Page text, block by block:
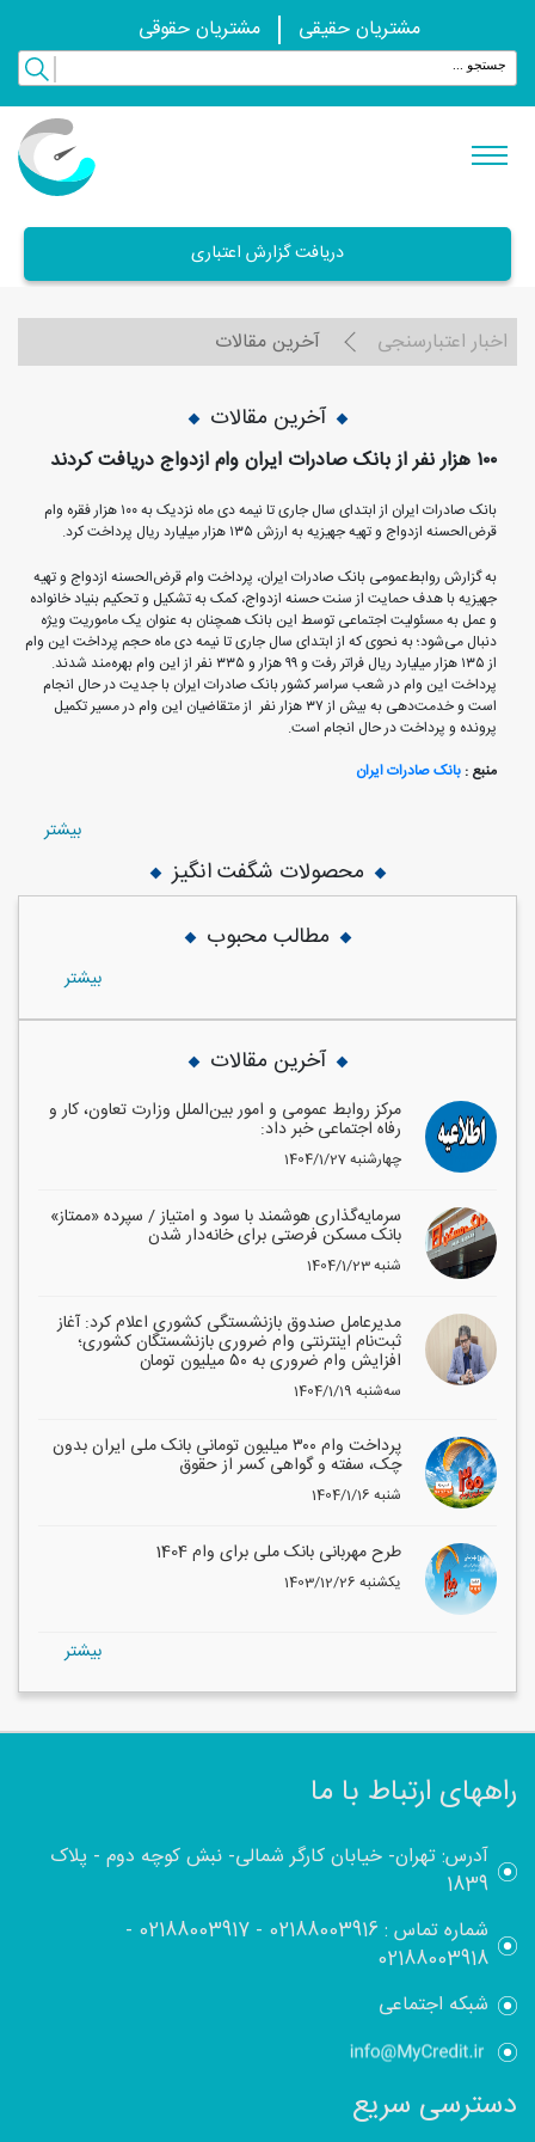
مشتریان حقیقی مشتریان حقوقی
دریافت گزارش اعتباری
اخبار اعتبارسنجی آخرین مقالات
آخرین مقالات
١٠٠ هزار نفر از بانک صادرات ایران وام ازدواج دریافت کردند
بانک صادرات ایران از ابتدای سال جاری تا نیمه دی ماه نزدیک به ١٠٠ هزار فقره وام
قرض‌الحسنه ازدواج و تهیه جهیزیه به ارزش ١٣٥ هزار میلیارد ریال پرداخت کرد.
به گزارش روابط‌عمومی بانک صادرات ایران، پرداخت وام قرض‌الحسنه ازدواج و تهیه
جهیزیه با هدف حمایت از سنت حسنه ازدواج، کمک به تشکیل و تحکیم بنیاد خانواده
و عمل به مسئولیت اجتماعی توسط این بانک همچنان به عنوان یک ماموریت ویژه
دنبال می‌شود؛ به نحوی که از ابتدای سال جاری تا نیمه دی ماه حجم پرداخت این وام
از ١٣٥ هزار میلیارد ریال فراتر رفت و ٩٩ هزار و ٣٣٥ نفر از این وام بهره‌مند شدند.
پرداخت این وام در شعب سراسر کشور بانک صادرات ایران با جدیت در حال انجام
است و خدمت‌دهی به بیش از ٣٧ هزار نفر از متقاضیان این وام در مسیر تکمیل
پرونده و پرداخت در حال انجام است.
منبع : بانک صادرات ایران
بيشتر
محصولات شگفت انگیز
مطالب محبوب
بيشتر
آخرین مقالات
مرکز روابط عمومی و امور بین‌الملل وزارت تعاون، کار و
رفاه اجتماعی خبر داد:
1404/1/27 چهارشنبه
سرمایه‌گذاری هوشمند با سود و امتیاز / سپرده «ممتاز»
بانک مسکن فرصتی برای خانه‌دار شدن
1404/1/23 شنبه
مدیرعامل صندوق بازنشستگی کشوری اعلام کرد: آغاز
ثبت‌نام اینترنتی وام ضروری بازنشستگان کشوری؛
افزایش وام ضروری به ۵۰ میلیون تومان
1404/1/19 سه‌شنبه
پرداخت وام ۳۰۰ میلیون تومانی بانک ملی ایران بدون
چک، سفته و گواهی کسر از حقوق
1404/1/16 شنبه
طرح مهربانی بانک ملی برای وام 1404
1403/12/26 یکشنبه
بيشتر
راههای ارتباط با ما
آدرس: تهران- خیابان کارگر شمالی- نبش کوچه دوم - پلاک
1839
شماره تماس :02188003916
-
02188003917
-
02188003918
شبکه اجتماعی
دسترسی سریع